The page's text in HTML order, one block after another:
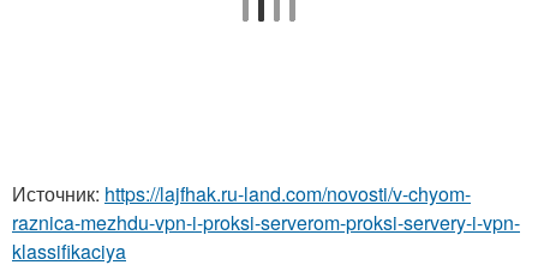
Источник: https://lajfhak.ru-land.com/novosti/v-chyom-
raznica-mezhdu-vpn-i-proksi-serverom-proksi-servery-i-vpn-
klassifikaciya